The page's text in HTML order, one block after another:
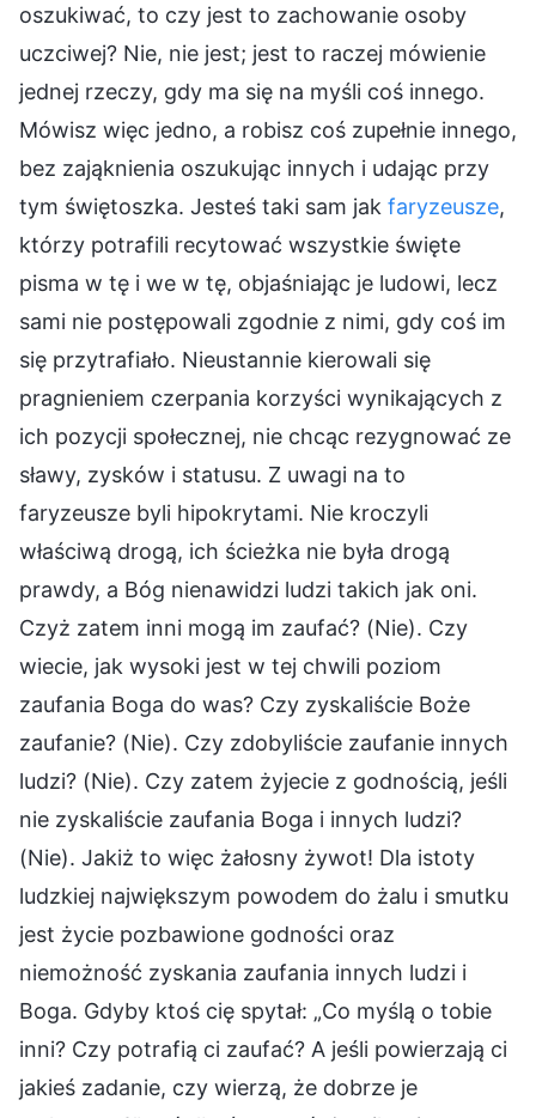
oszukiwać, to czy jest to zachowanie osoby
uczciwej? Nie, nie jest; jest to raczej mówienie
jednej rzeczy, gdy ma się na myśli coś innego.
Mówisz więc jedno, a robisz coś zupełnie innego,
bez zająknienia oszukując innych i udając przy
tym świętoszka. Jesteś taki sam jak faryzeusze,
którzy potrafili recytować wszystkie święte
pisma w tę i we w tę, objaśniając je ludowi, lecz
sami nie postępowali zgodnie z nimi, gdy coś im
się przytrafiało. Nieustannie kierowali się
pragnieniem czerpania korzyści wynikających z
ich pozycji społecznej, nie chcąc rezygnować ze
sławy, zysków i statusu. Z uwagi na to
faryzeusze byli hipokrytami. Nie kroczyli
właściwą drogą, ich ścieżka nie była drogą
prawdy, a Bóg nienawidzi ludzi takich jak oni.
Czyż zatem inni mogą im zaufać? (Nie). Czy
wiecie, jak wysoki jest w tej chwili poziom
zaufania Boga do was? Czy zyskaliście Boże
zaufanie? (Nie). Czy zdobyliście zaufanie innych
ludzi? (Nie). Czy zatem żyjecie z godnością, jeśli
nie zyskaliście zaufania Boga i innych ludzi?
(Nie). Jakiż to więc żałosny żywot! Dla istoty
ludzkiej największym powodem do żalu i smutku
jest życie pozbawione godności oraz
niemożność zyskania zaufania innych ludzi i
Boga. Gdyby ktoś cię spytał: „Co myślą o tobie
inni? Czy potrafią ci zaufać? A jeśli powierzają ci
jakieś zadanie, czy wierzą, że dobrze je